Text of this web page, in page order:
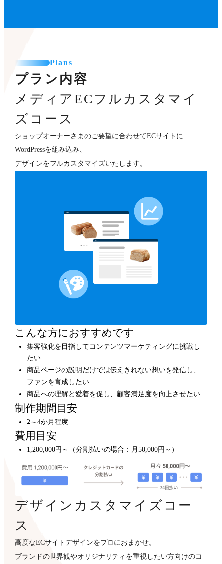
Plans
プラン内容
メディアECフルカスタマイ
ズコース
ショップオーナーさまのご要望に合わせてECサイトに
WordPressを組み込み、
デザインをフルカスタマイズいたします。
こんな方におすすめです
集客強化を目指してコンテンツマーケティングに挑戦し
たい
商品ページの説明だけでは伝えきれない想いを発信し、
ファンを育成したい
商品への理解と愛着を促し、顧客満足度を向上させたい
制作期間目安
2～4か月程度
費用目安
1,200,000円～（分割払いの場合：月50,000円～）
デザインカスタマイズコー
ス
高度なECサイトデザインをプロにおまかせ。
ブランドの世界観やオリジナリティを重視したい方向けのコ